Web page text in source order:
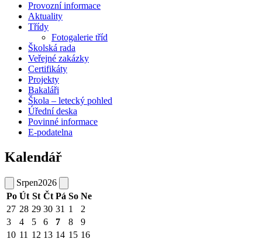
Provozní informace
Aktuality
Třídy
Fotogalerie tříd
Školská rada
Veřejné zakázky
Certifikáty
Projekty
Bakaláři
Škola – letecký pohled
Úřední deska
Povinné informace
E-podatelna
Kalendář
Srpen2026
Po Út St Čt Pá So Ne
27 28 29 30 31 1
2
3
4 5 6 7 8
9
10 11 12 13 14 15 16